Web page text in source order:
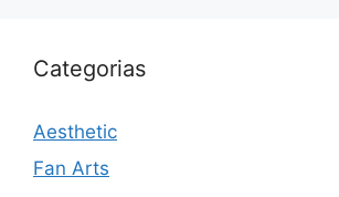
Categorias
Aesthetic
Fan Arts